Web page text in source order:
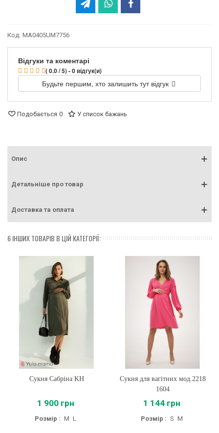
Код: MA0405UM7756
Відгуки та коментарі
( 0.0 / 5) - 0 відгук(и)
Будьте першим, хто залишить тут відгук
Подобається 0 У список бажань
Опис
Детальніше про товар
Доставка та оплата
6 ІНШИХ ТОВАРІВ В ЦІЙ КАТЕГОРІЇ:
Сукня Сабріна KH
1 900 грн
Розмір : M L
Сукня для вагітних мод.2218
1604
1 144 грн
Розмір : S M